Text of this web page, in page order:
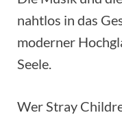
nahtlos in das
moderner
Seele.
Wer Stray